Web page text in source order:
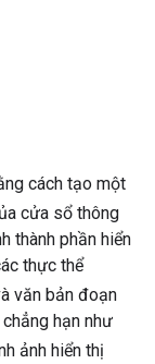
cách tạo một
cửa sổ thông
thành phần hiển
thực thể
văn bản đoạn
hạn như
ảnh hiển thị